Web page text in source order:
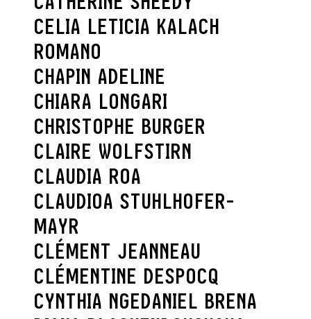
CELIA LETICIA KALACH
ROMANO
CHAPIN ADELINE
CHIARA LONGARI
CHRISTOPHE BURGER
CLAIRE WOLFSTIRN
CLAUDIA ROA
CLAUDIOA STUHLHOFER-
MAYR
CLÉMENT JEANNEAU
CLÉMENTINE DESPOCQ
CYNTHIA NGEDANIEL BRENA